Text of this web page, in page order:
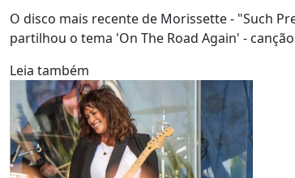
O disco mais recente de Morissette - "Such
partilhou o tema 'On The Road Again' -
Leia também